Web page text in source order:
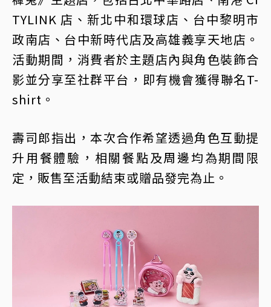
TYLINK 店、新北中和環球店、台中黎明市
政南店、台中新時代店及高雄義享天地店。
活動期間，消費者於主題店內與角色裝飾合
影並分享至社群平台，即有機會獲得聯名T-
shirt。
壽司郎指出，本次合作希望透過角色互動提
升用餐體驗，相關餐點及周邊均為期間限
定，販售至活動結束或贈品發完為止。